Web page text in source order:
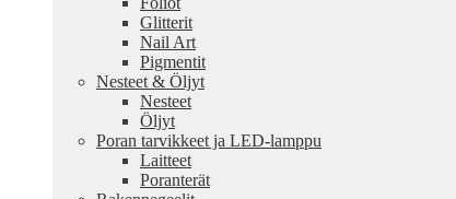
Glitterit
Nail Art
Pigmentit
Nesteet & Öljyt
Nesteet
Öljyt
Poran tarvikkeet ja LED-lamppu
Laitteet
Poranterät